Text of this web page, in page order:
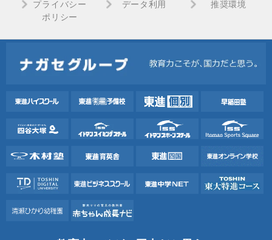
プライバシー
ポリシー
データ利用 推奨環境